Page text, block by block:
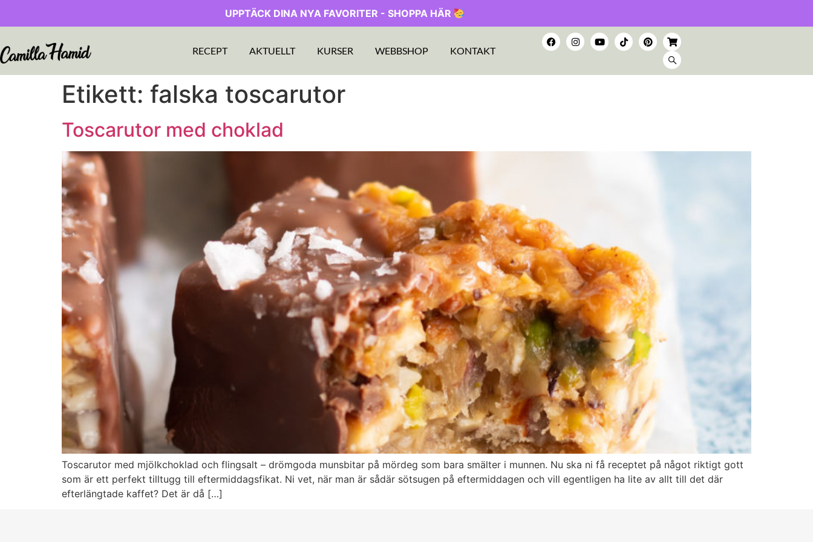
UPPTÄCK DINA NYA FAVORITER - SHOPPA HÄR
RECEPT AKTUELLT KURSER WEBBSHOP KONTAKT
Etikett: falska toscarutor
Toscarutor med choklad
Toscarutor med mjölkchoklad och flingsalt – drömgoda munsbitar på mördeg som bara smälter i munnen. Nu ska ni få receptet på något riktigt gott
som är ett perfekt tilltugg till eftermiddagsfikat. Ni vet, när man är sådär sötsugen på eftermiddagen och vill egentligen ha lite av allt till det där
efterlängtade kaffet? Det är då […]